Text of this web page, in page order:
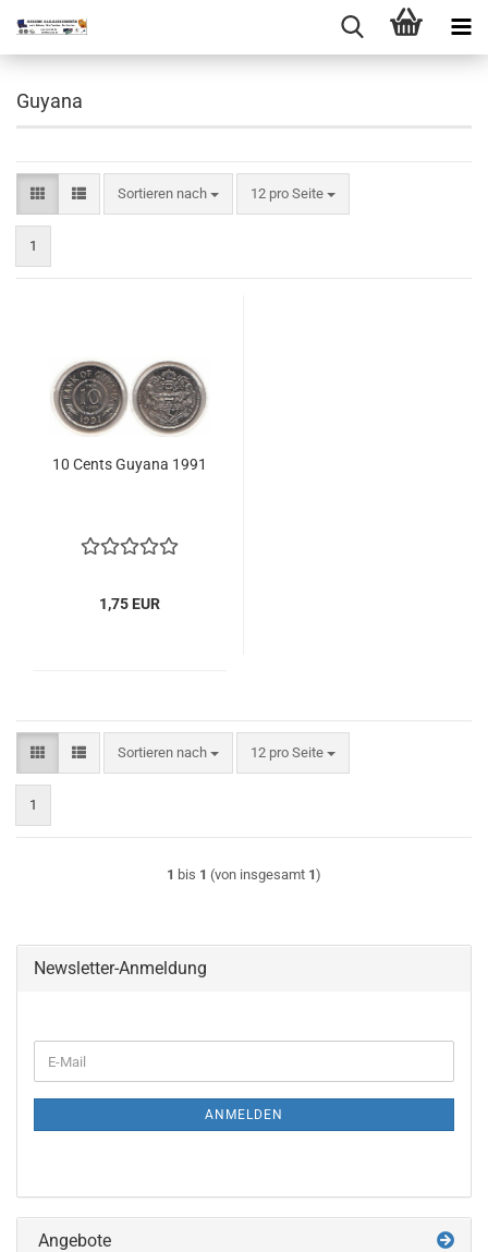
Guyana
Sortieren nach
Sortieren nach 12 pro Seite
pro Seite
1
10 Cents Gu­ya­na 1991
1,75 EUR
Sortieren nach
Sortieren nach 12 pro Seite
pro Seite
1
1 bis 1 (von insgesamt 1)
Newsletter-Anmeldung
ZUR
E-
Mail
ANMELDEN
Angebote